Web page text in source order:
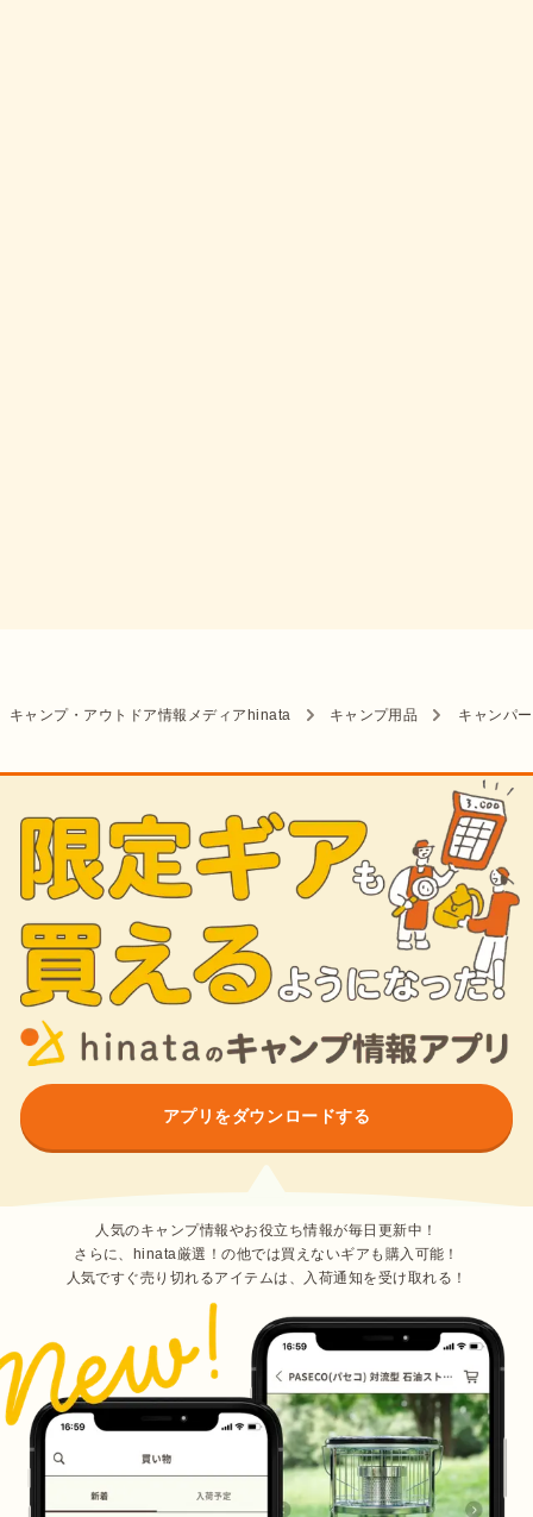
キャンプ・アウトドア情報メディアhinata キャンプ用品 キャンパ
アプリをダウンロードする
人気のキャンプ情報やお役立ち情報が毎日更新中！
さらに、hinata厳選！の他では買えないギアも購入可能！
人気ですぐ売り切れるアイテムは、入荷通知を受け取れる！